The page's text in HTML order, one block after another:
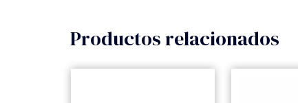
Productos relacionados